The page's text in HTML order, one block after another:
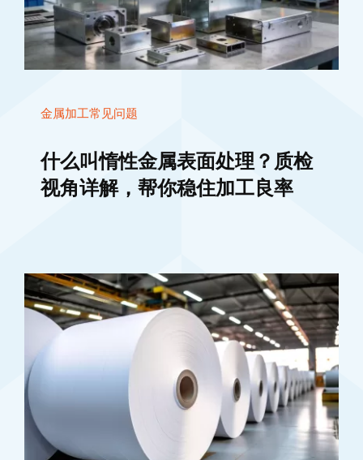
金属加工常见问题
什么叫惰性金属表面处理？质检
视角详解，帮你稳住加工良率